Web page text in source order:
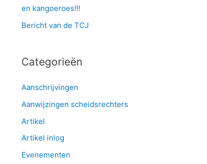
en kangoeroes!!!
Bericht van de TCJ
Categorieën
Aanschrijvingen
Aanwijzingen scheidsrechters
Artikel
Artikel inlog
Evenementen